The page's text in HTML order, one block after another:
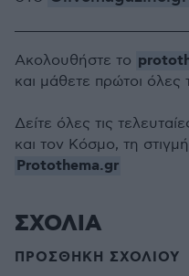
Ακολουθήστε το
και μάθετε πρώτοι όλες
Δείτε όλες τις
και τον Κόσμο, τη
Protothema.gr
ΣΧΟΛΙΑ
ΠΡΟΣΘΗΚΗ ΣΧΟΛΙΟΥ